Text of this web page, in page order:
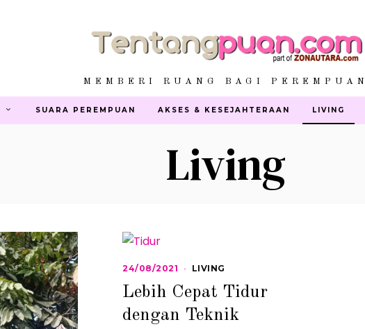
MEMBERI RUANG BAGI PEREMPUAN
SUARA PEREMPUAN AKSES & KESEJAHTERAAN LIVING
Living
24/08/2021
/
/
LIVING
Lebih Cepat Tidur
dengan Teknik